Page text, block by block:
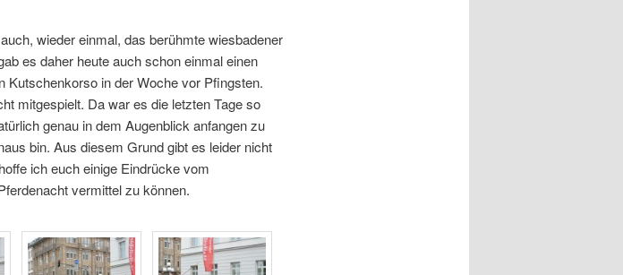
wieder einmal, das berühmte wiesbadener
es daher heute auch schon einmal einen
Kutschenkorso in der Woche vor Pfingsten.
mitgespielt. Da war es die letzten Tage so
genau in dem Augenblick anfangen zu
bin. Aus diesem Grund gibt es leider nicht
ich euch einige Eindrücke vom
vermittel zu können.